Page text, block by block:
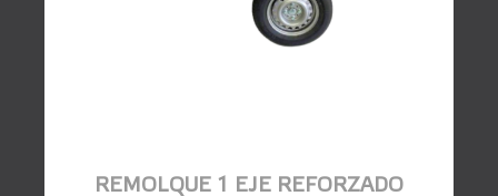
REMOLQUE 1 EJE REFORZADO